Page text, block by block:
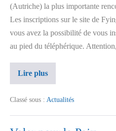
(Autriche) la plus importante
Les inscriptions sur le site de
vous avez la possibilité de vous
au pied du téléphérique.
Lire plus
Classé sous : Actualités